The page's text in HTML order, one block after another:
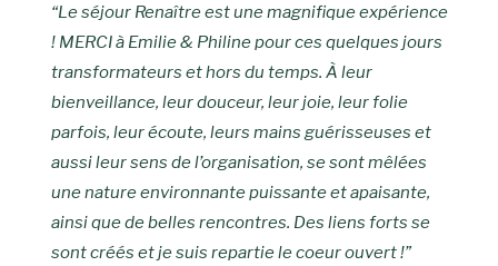
“Le séjour Renaître est une magnifique expérience
! MERCI à Emilie & Philine pour ces quelques jours
transformateurs et hors du temps. À leur
bienveillance, leur douceur, leur joie, leur folie
parfois, leur écoute, leurs mains guérisseuses et
aussi leur sens de l’organisation, se sont mêlées
une nature environnante puissante et apaisante,
ainsi que de belles rencontres. Des liens forts se
sont créés et je suis repartie le coeur ouvert !”